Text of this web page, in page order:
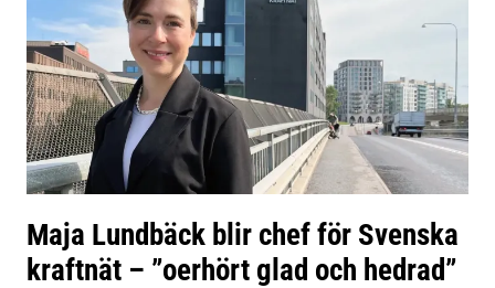
Maja Lundbäck blir chef för Svenska
kraftnät – ”oerhört glad och hedrad”